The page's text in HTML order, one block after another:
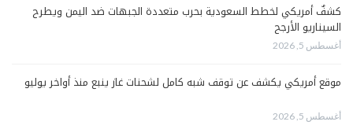
كشفٌ أمريكي لخطط السعودية بحرب متعددة الجبهات ضد اليمن ويطرح
السيناريو الأرجح
أغسطس 5, 2026
موقع أمريكي يكشف عن توقف شبه كامل لشحنات غاز ينبع منذ أواخر يوليو
أغسطس 5, 2026